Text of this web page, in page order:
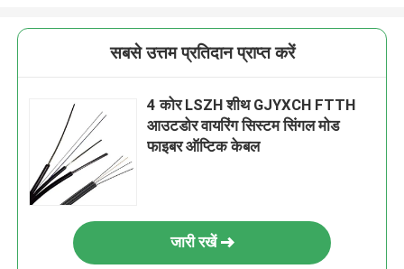
सबसे उत्तम प्रतिदान प्राप्त करें
4 कोर LSZH शीथ GJYXCH FTTH
आउटडोर वायरिंग सिस्टम सिंगल मोड
फाइबर ऑप्टिक केबल
जारी रखें